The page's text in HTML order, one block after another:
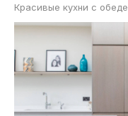
Красивые кухни с